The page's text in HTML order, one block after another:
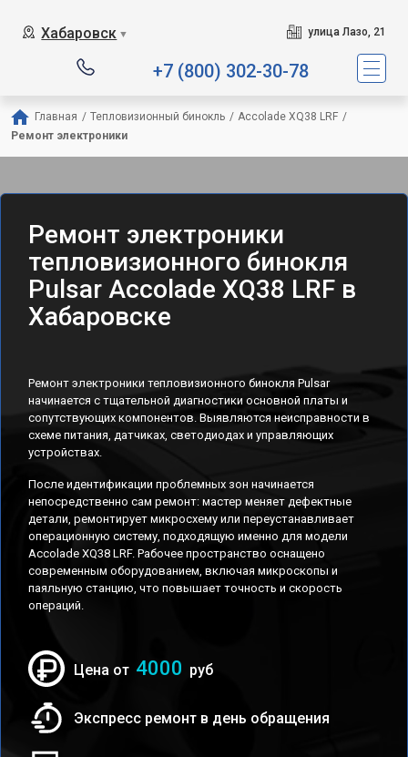
Хабаровск ▼ улица Лазо, 21
+7 (800) 302-30-78
Главная / Тепловизионный бинокль / Accolade XQ38 LRF /
Ремонт электроники
Ремонт электроники
тепловизионного бинокля
Pulsar Accolade XQ38 LRF в
Хабаровске
Ремонт электроники тепловизионного бинокля Pulsar
начинается с тщательной диагностики основной платы и
сопутствующих компонентов. Выявляются неисправности в
схеме питания, датчиках, светодиодах и управляющих
устройствах.
После идентификации проблемных зон начинается
непосредственно сам ремонт: мастер меняет дефектные
детали, ремонтирует микросхему или переустанавливает
операционную систему, подходящую именно для модели
Accolade XQ38 LRF. Рабочее пространство оснащено
современным оборудованием, включая микроскопы и
паяльную станцию, что повышает точность и скорость
операций.
Цена от 4000 руб
Экспресс ремонт в день обращения